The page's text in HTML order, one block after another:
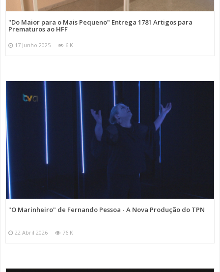
"Do Maior para o Mais Pequeno" Entrega 1781 Artigos para
Prematuros ao HFF
17 Junho 2025 6 K
"O Marinheiro" de Fernando Pessoa - A Nova Produção do TPN
22 Abril 2026 76 K